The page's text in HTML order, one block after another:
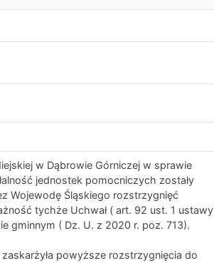
w Dąbrowie Górniczej w sprawie
jednostek pomocniczych zostały
Wojewodę Śląskiego rozstrzygnięć
tychże Uchwał ( art. 92 ust. 1 ustawy
gminnym ( Dz. U. z 2020 r. poz. 713).
powyższe rozstrzygnięcia do